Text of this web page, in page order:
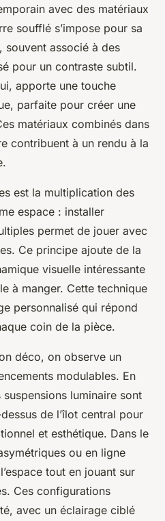
avec des matériaux
soufflé s’impose pour sa
souvent associé à des
pour un contraste subtil.
apporte une touche
parfaite pour créer une
matériaux combinés dans
contribuent à un rendu à la
est la multiplication des
espace : installer
permet de jouer avec
Ce principe ajoute de la
visuelle intéressante
à manger. Cette technique
personnalisé qui répond
coin de la pièce.
déco, on observe un
modulables. En
luminaire sont
de l’îlot central pour
et esthétique. Dans le
ou en ligne
tout en jouant sur
Ces configurations
avec un éclairage ciblé